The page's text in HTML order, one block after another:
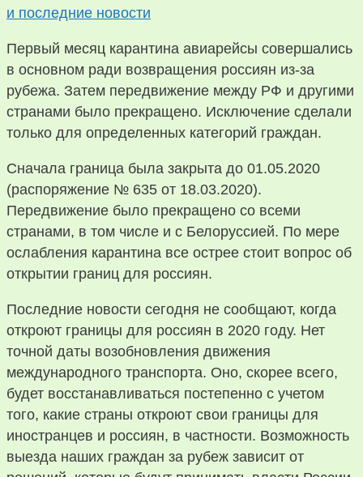
Первый месяц карантина авиарейсы совершались
в основном ради возвращения россиян из-за
рубежа. Затем передвижение между РФ и другими
странами было прекращено. Исключение сделали
только для определенных категорий граждан.
Сначала граница была закрыта до 01.05.2020
(распоряжение № 635 от 18.03.2020).
Передвижение было прекращено со всеми
странами, в том числе и с Белоруссией. По мере
ослабления карантина все острее стоит вопрос об
открытии границ для россиян.
Последние новости сегодня не сообщают, когда
откроют границы для россиян в 2020 году. Нет
точной даты возобновления движения
международного транспорта. Оно, скорее всего,
будет восстанавливаться постепенно с учетом
того, какие страны откроют свои границы для
иностранцев и россиян, в частности. Возможность
выезда наших граждан за рубеж зависит от